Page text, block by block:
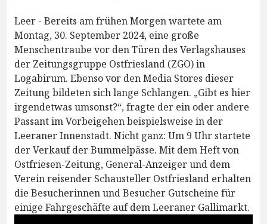
Leer - Bereits am frühen Morgen wartete am
Montag, 30. September 2024, eine große
Menschentraube vor den Türen des Verlagshauses
der Zeitungsgruppe Ostfriesland (ZGO) in
Logabirum. Ebenso vor den Media Stores dieser
Zeitung bildeten sich lange Schlangen. „Gibt es hier
irgendetwas umsonst?“, fragte der ein oder andere
Passant im Vorbeigehen beispielsweise in der
Leeraner Innenstadt. Nicht ganz: Um 9 Uhr startete
der Verkauf der Bummelpässe. Mit dem Heft von
Ostfriesen-Zeitung, General-Anzeiger und dem
Verein reisender Schausteller Ostfriesland erhalten
die Besucherinnen und Besucher Gutscheine für
einige Fahrgeschäfte auf dem Leeraner Gallimarkt.